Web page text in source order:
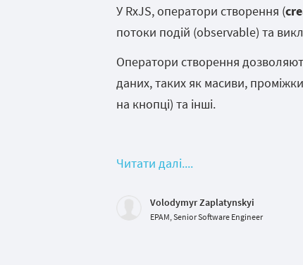
У RxJS, оператори створення (
потоки подій (observable) та
Оператори створення
даних, таких як масиви, проміжки
на кнопці) та інші.
Читати далі....
Volodymyr Zaplatynskyi
EPAM, Senior Software Engineer